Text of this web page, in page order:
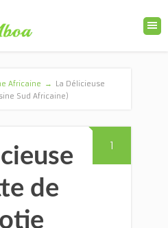
Africaine →
La Délicieuse
Sud Africaine)
1
de